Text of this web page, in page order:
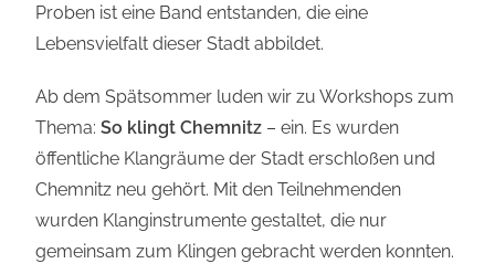
Proben ist eine Band entstanden, die eine
Lebensvielfalt dieser Stadt abbildet.
Ab dem Spätsommer luden wir zu Workshops zum
Thema:So klingt Chemnitz – ein. Es wurden
öffentliche Klangräume der Stadt erschloßen und
Chemnitz neu gehört. Mit den Teilnehmenden
wurden Klanginstrumente gestaltet, die nur
gemeinsam zum Klingen gebracht werden konnten.